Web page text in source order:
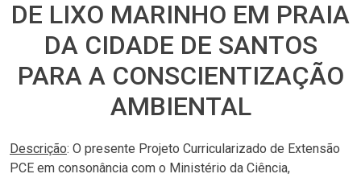
DE LIXO MARINHO EM PRAIA
DA CIDADE DE SANTOS
PARA A CONSCIENTIZAÇÃO
AMBIENTAL
Descrição: O presente Projeto Curricularizado de Extensão
PCE em consonância com o Ministério da Ciência,